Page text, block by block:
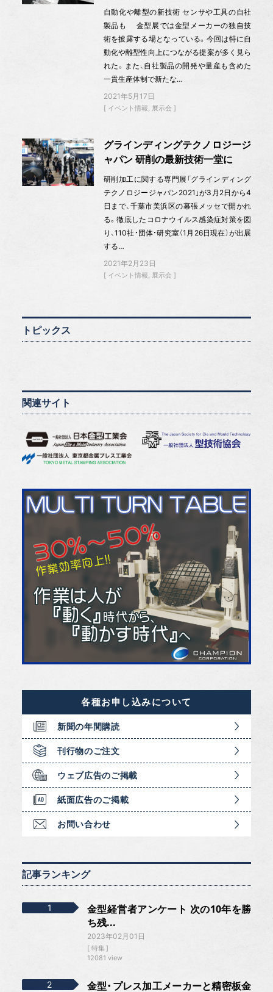
自動化や離型の新技術 センサや工具の自社
製品も 金型展では金型メーカーの独自技
術を披露する場となっている。今回は特に自
動化や離型性向上につながる提案が多く見ら
れた。また、自社製品の開発や量産も含めた
一貫生産体制で新たな…
2021年5月17日
イベント情報 展示会
グラインディングテクノロジージ
ャパン 研削の最新技術一堂に
研削加工に関する専門展「グラインディング
テクノロジージャパン2021」が3月2日から4
日まで、千葉市美浜区の幕張メッセで開かれ
る。徹底したコロナウイルス感染症対策を図
り、110社・団体・研究室（1月26日現在）が出展
する…
2021年2月23日
イベント情報 展示会
トピックス
関連サイト
各種お申し込みについて
新聞の年間購読
刊行物のご注文
ウェブ広告のご掲載
紙面広告のご掲載
お問い合わせ
記事ランキング
金型経営者アンケート 次の10年を勝
ち残...
2023年02月01日
特集
12081 view
金型・プレス加工メーカーと精密板金